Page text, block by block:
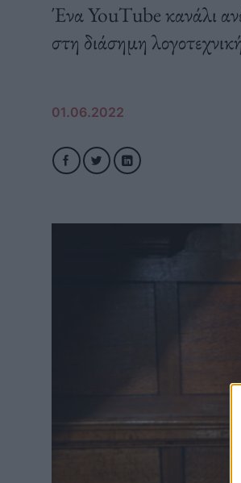
Ένα YouTube κανάλι
στη διάσημη
01.06.2022